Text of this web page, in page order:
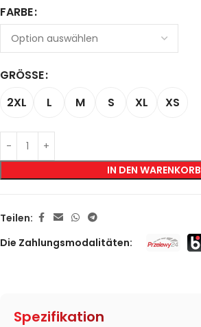
FARBE
GRÖSSE
2XL
L M S XL XS
IN DEN WARENKORB
Teilen:
Die Zahlungsmodalitäten:
Spezifikation